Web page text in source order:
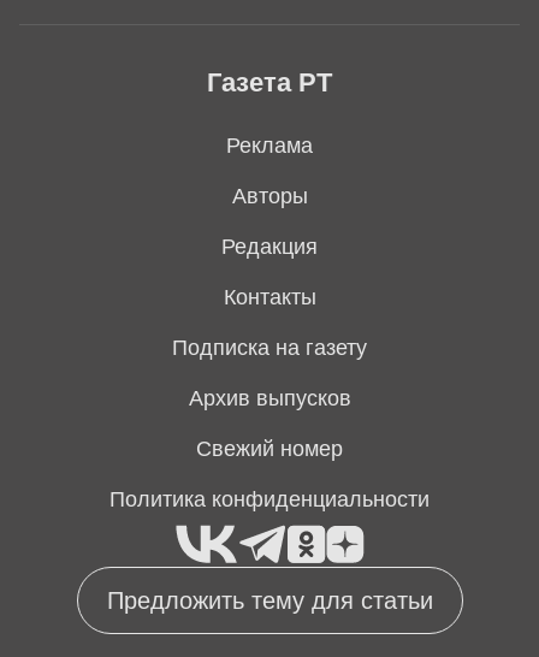
Предложить тему для статьи
Газета РТ
Реклама
Авторы
Редакция
Контакты
Подписка на газету
Архив выпусков
Свежий номер
Политика конфиденциальности